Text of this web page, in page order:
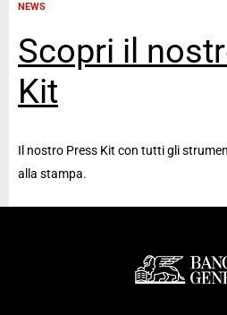
NEWS
Scopri il
Kit
Il nostro Press Kit con tutti gli
alla stampa.